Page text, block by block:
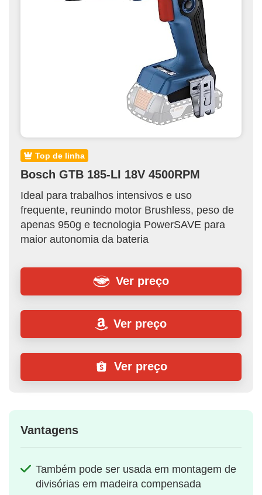
top de linha
Bosch GTB 185-LI 18V 4500RPM
Ideal para trabalhos intensivos e uso
frequente, reunindo motor Brushless, peso de
apenas 950g e tecnologia PowerSAVE para
maior autonomia da bateria
Ver preço
Ver preço
Ver preço
Vantagens
Também pode ser usada em montagem de
divisórias em madeira compensada